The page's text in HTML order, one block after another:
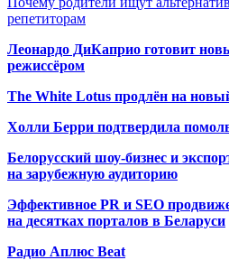
репетиторам
Леонардо ДиКаприо готовит
режиссёром
The White Lotus продлён на
Холли Берри подтвердила
Белорусский шоу-бизнес и
на зарубежную аудиторию
Эффективное PR и SEO
на десятках порталов в Беларуси
Радио Аплюс Beat